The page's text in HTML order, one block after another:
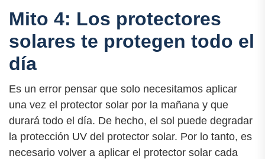
Mito 4: Los protectores
solares te protegen todo el
día
Es un error pensar que solo necesitamos aplicar
una vez el protector solar por la mañana y que
durará todo el día. De hecho, el sol puede degradar
la protección UV del protector solar. Por lo tanto, es
necesario volver a aplicar el protector solar cada